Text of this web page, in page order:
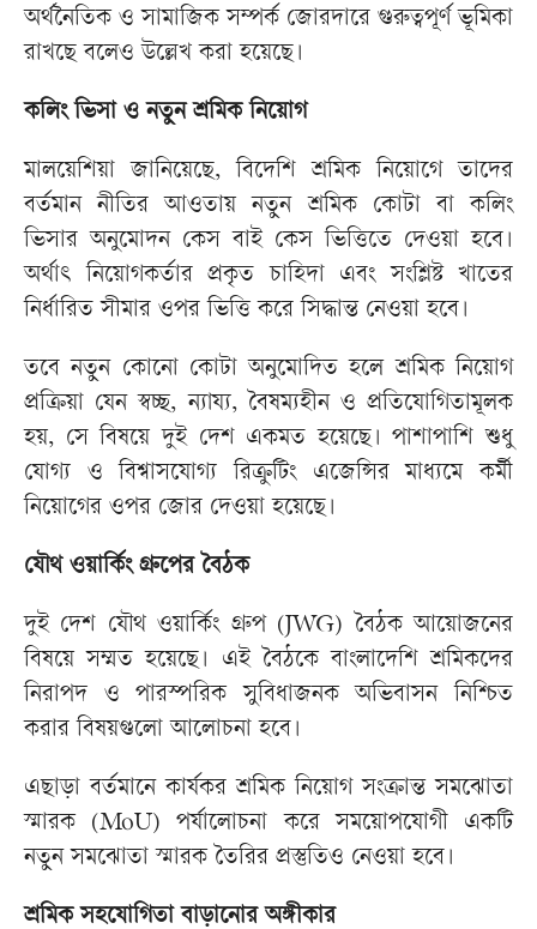
অর্থনৈতিক ও সামাজিক সম্পর্ক জোরদারে গুরুত্বপূর্ণ ভূমিকা
রাখছে বলেও উল্লেখ করা হয়েছে।
কলিং ভিসা ও নতুন শ্রমিক নিয়োগ
মালয়েশিয়া জানিয়েছে, বিদেশি শ্রমিক নিয়োগে তাদের
বর্তমান নীতির আওতায় নতুন শ্রমিক কোটা বা কলিং
ভিসার অনুমোদন কেস বাই কেস ভিত্তিতে দেওয়া হবে।
অর্থাৎ নিয়োগকর্তার প্রকৃত চাহিদা এবং সংশ্লিষ্ট খাতের
নির্ধারিত সীমার ওপর ভিত্তি করে সিদ্ধান্ত নেওয়া হবে।
তবে নতুন কোনো কোটা অনুমোদিত হলে শ্রমিক নিয়োগ
প্রক্রিয়া যেন স্বচ্ছ, ন্যায্য, বৈষম্যহীন ও প্রতিযোগিতামূলক
হয়, সে বিষয়ে দুই দেশ একমত হয়েছে। পাশাপাশি শুধু
যোগ্য ও বিশ্বাসযোগ্য রিক্রুটিং এজেন্সির মাধ্যমে কর্মী
নিয়োগের ওপর জোর দেওয়া হয়েছে।
যৌথ ওয়ার্কিং গ্রুপের বৈঠক
দুই দেশ যৌথ ওয়ার্কিং গ্রুপ (JWG) বৈঠক আয়োজনের
বিষয়ে সম্মত হয়েছে। এই বৈঠকে বাংলাদেশি শ্রমিকদের
নিরাপদ ও পারস্পরিক সুবিধাজনক অভিবাসন নিশ্চিত
করার বিষয়গুলো আলোচনা হবে।
এছাড়া বর্তমানে কার্যকর শ্রমিক নিয়োগ সংক্রান্ত সমঝোতা
স্মারক (MoU) পর্যালোচনা করে সময়োপযোগী একটি
নতুন সমঝোতা স্মারক তৈরির প্রস্তুতিও নেওয়া হবে।
শ্রমিক সহযোগিতা বাড়ানোর অঙ্গীকার